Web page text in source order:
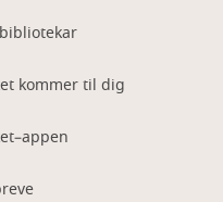
kommer til dig